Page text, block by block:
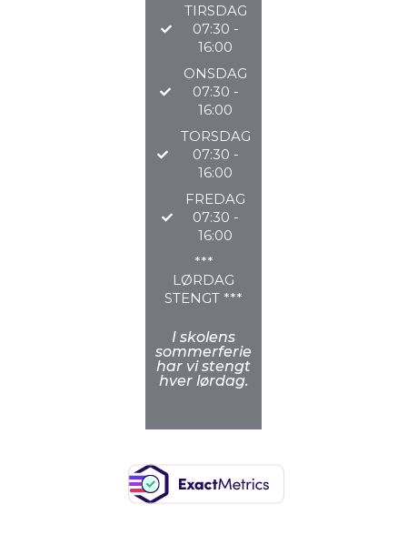
TIRSDAG
07:30 -
16:00
ONSDAG
07:30 -
16:00
TORSDAG
07:30 -
16:00
FREDAG
07:30 -
16:00
***
LØRDAG
STENGT ***
I skolens
sommerferie
har vi stengt
hver lørdag.